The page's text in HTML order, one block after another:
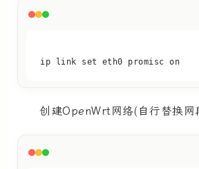
ip link set eth0 promisc on
创建OpenWrt网络(自行替换网